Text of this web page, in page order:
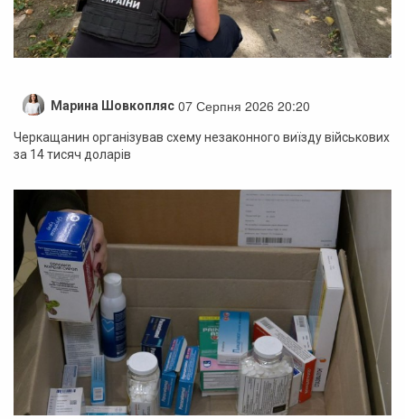
Марина Шовкопляс 07 Серпня 2026 20:20
Черкащанин організував схему незаконного виїзду військових
за 14 тисяч доларів